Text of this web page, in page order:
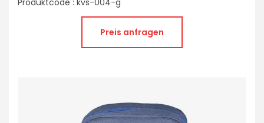
Preis anfragen